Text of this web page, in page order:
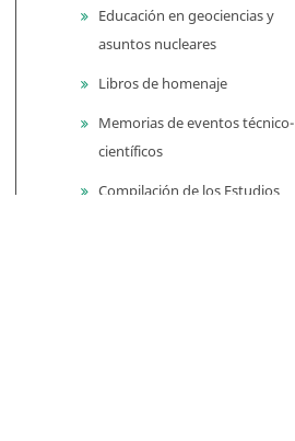
Educación en geociencias y
asuntos nucleares
Libros de homenaje
Memorias de eventos técnico-
científicos
Compilación de los Estudios